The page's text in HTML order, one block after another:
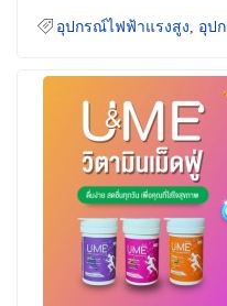
อุปกรณ์ไฟฟ้าแรงสูง อุป